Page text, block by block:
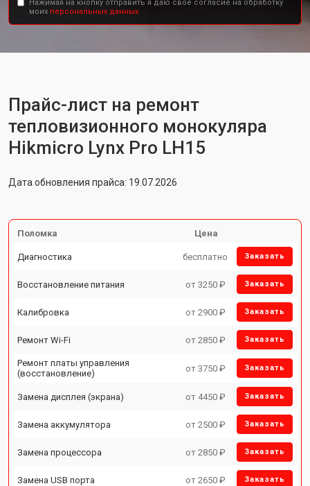
Нажимая на кнопку отправить я даю свое согласие на обработку
моих персональных данных.
Прайс-лист на ремонт
тепловизионного монокуляра
Hikmicro Lynx Pro LH15
Дата обновления прайса: 19.07.2026
Поломка Цена
Диагностика бесплатно Заказать
Восстановление питания от 3250 ₽ Заказать
Калибровка от 2900 ₽ Заказать
Ремонт Wi-Fi от 2850 ₽ Заказать
Ремонт платы управления
(восстановление)
от 3750 ₽ Заказать
Замена дисплея (экрана) от 4450 ₽ Заказать
Замена аккумулятора от 2500 ₽ Заказать
Замена процессора от 2850 ₽ Заказать
Замена USB порта от 2650 ₽ Заказать